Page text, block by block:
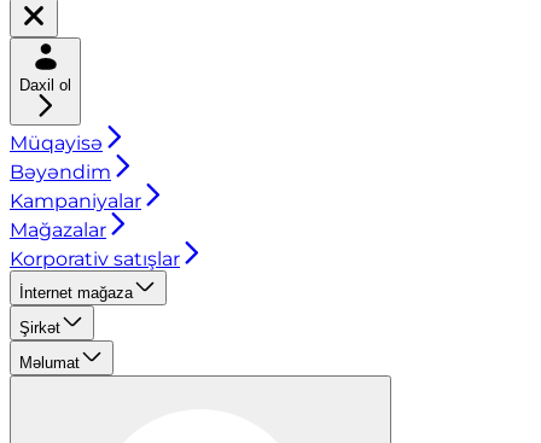
Daxil ol
Müqayisə
Bəyəndim
Kampaniyalar
Mağazalar
Korporativ satışlar
İnternet mağaza
Şirkət
Məlumat